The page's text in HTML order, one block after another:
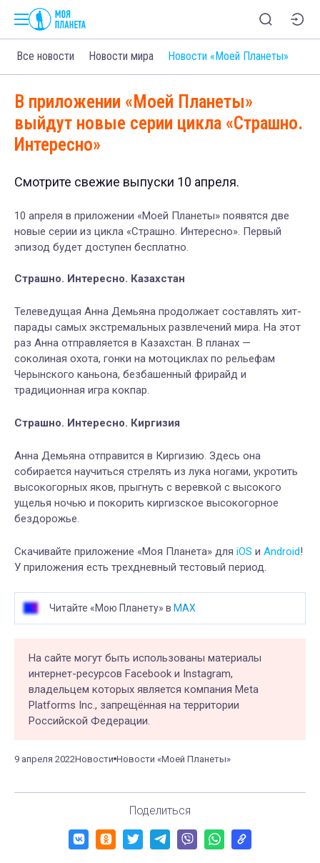
Все новости Новости мира Новости «Моей Планеты»
В приложении «Моей Планеты»
выйдут новые серии цикла «Страшно.
Интересно»
Смотрите свежие выпуски 10 апреля.
10 апреля в приложении «Моей Планеты» появятся две
новые серии из цикла «Страшно. Интересно». Первый
эпизод будет доступен бесплатно.
Страшно. Интересно. Казахстан
Телеведущая Анна Демьяна продолжает составлять хит-
парады самых экстремальных развлечений мира. На этот
раз Анна отправляется в Казахстан. В планах —
соколиная охота, гонки на мотоциклах по рельефам
Черынского каньона, безбашенный фрирайд и
традиционная игра кокпар.
Страшно. Интересно. Киргизия
Анна Демьяна отправится в Киргизию. Здесь она
собирается научиться стрелять из лука ногами, укротить
высокогорных яков, прыгнуть с веревкой с высокого
ущелья ночью и покорить киргизское высокогорное
бездорожье.
Скачивайте приложение «Моя Планета» для iOS и Android!
У приложения есть трехдневный тестовый период.
Читайте «Мою Планету» в MAX
На сайте могут быть использованы материалы
интернет-ресурсов Facebook и Instagram,
владельцем которых является компания Meta
Platforms Inc., запрещённая на территории
Российской Федерации.
9 апреля 2022Новости Новости «Моей Планеты»
Поделиться